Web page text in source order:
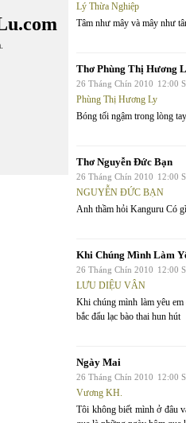
Lý Thừa Nghiệp
Tâm như mây và mây như
Thơ Phùng Thị Hương
26 Tháng Chín 2010 12:00
Phùng Thị Hương Ly
Bóng tối ngậm trong lòng
Thơ Nguyễn Đức Bạn
26 Tháng Chín 2010 12:00
NGUYỄN ĐỨC BẠN
Anh thầm hỏi Kanguru Có
Khi Chúng Mình Làm
26 Tháng Chín 2010 12:00
LƯU DIỆU VÂN
Khi chúng mình làm yêu
bắc đẩu lạc bào thai hun hút
Ngày Mai
26 Tháng Chín 2010 12:00
Vương KH.
Tôi không biết mình ở đâu